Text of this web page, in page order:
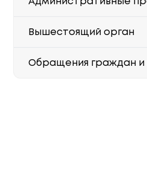
Вышестоящий орган
Обращения граждан и